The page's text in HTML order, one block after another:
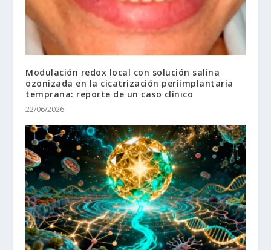
Modulación redox local con solución salina
ozonizada en la cicatrización periimplantaria
temprana: reporte de un caso clínico
22/06/2026